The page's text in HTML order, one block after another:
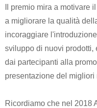
Il premio mira a motivare
a migliorare la qualità
incoraggiare
sviluppo di nuovi prodotti,
dai partecipanti alla
presentazione del
Ricordiamo che nel 2018